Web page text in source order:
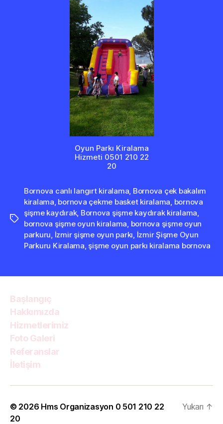
Oyun Parkı Kiralama
Hizmeti 0501 210 22
20
Etiketler
Bornova canlı langırt kiralama, Bornova çek bakalım
kiralama, bornova çekme basket kiralama, bornova
şişme kaydırak, Bornova şişme kaydırak kiralama,
bornova şişme oyun kiralama, bornova şişme oyun
parkuru, İzmir şişme oyun parkı, İzmir Şişme Oyun
Parkuru Kiralama, şişme oyun parkı kiralama bornova
Başlangıç
Hakkımızda
Hizmetlerimiz
Foto Galeri
Referanslar
İletişim
© 2026 Hms Organizasyon 0 501 210 22
20
Yukarı ↑